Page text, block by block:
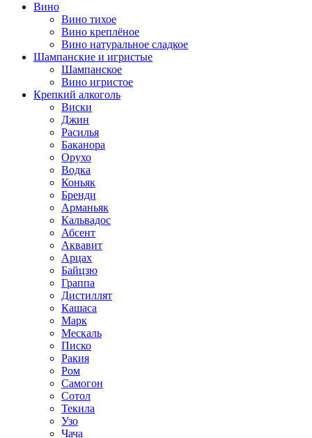
Вино
Вино тихое
Вино креплёное
Вино натуральное сладкое
Шампанские и игристые
Шампанское
Вино игристое
Крепкий алкоголь
Виски
Джин
Расилья
Баканора
Орухо
Водка
Коньяк
Бренди
Арманьяк
Кальвадос
Абсент
Аквавит
Арцах
Байцзю
Граппа
Дистиллят
Кашаса
Марк
Мескаль
Писко
Ракия
Ром
Самогон
Сотол
Текила
Узо
Чача